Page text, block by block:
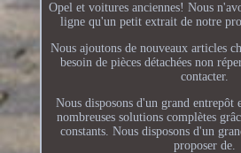
Opel et voitures anciennes! Nous
ligne qu'un petit extrait de notre
Nous ajoutons de nouveaux articles
besoin de pièces détachées non
contacter.
Nous disposons d'un grand entrepôt
nombreuses solutions complètes
constants. Nous disposons d'un
proposer de.